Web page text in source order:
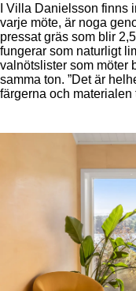
I Villa Danielsson finns
varje möte, är noga
pressat gräs som blir
fungerar som naturligt
valnötslister som möter
samma ton. ”Det är
färgerna och materialen